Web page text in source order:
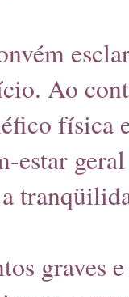
Ao
física
estar
graves